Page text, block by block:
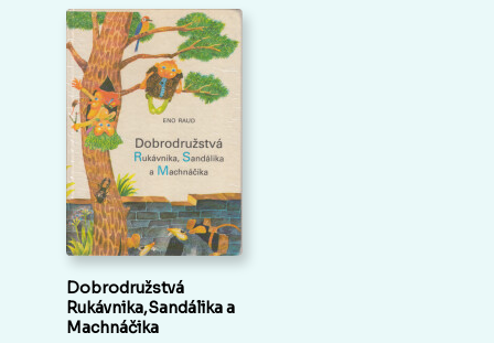
Dobrodružstvá
Rukávnika,Sandálika a
Machnáčika